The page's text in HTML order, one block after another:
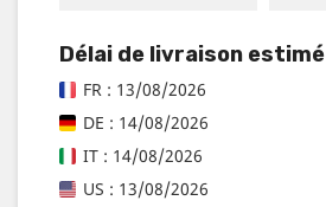
Délai de livraison estimé
FR : 13/08/2026
DE : 14/08/2026
IT : 14/08/2026
US : 13/08/2026